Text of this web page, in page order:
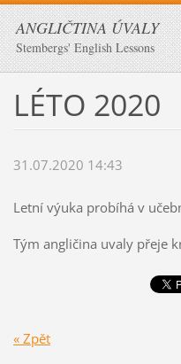
ANGLIČTINA ÚVALY
Stembergs' English Lessons
LÉTO 2020
31.07.2020 14:43
Letní výuka probíhá v
Tým angličina uvaly přeje
« Zpět